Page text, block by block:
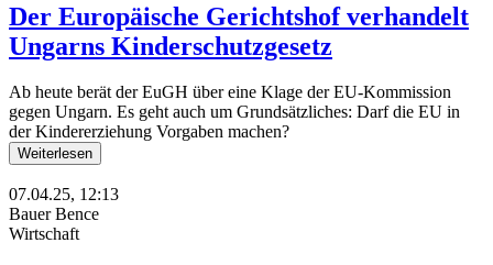
Der Europäische Gerichtshof verhandelt
Ungarns Kinderschutzgesetz
Ab heute berät der EuGH über eine Klage der EU-Kommission
gegen Ungarn. Es geht auch um Grundsätzliches: Darf die EU in
der Kindererziehung Vorgaben machen?
Weiterlesen
07.04.25, 12:13
Bauer Bence
Wirtschaft